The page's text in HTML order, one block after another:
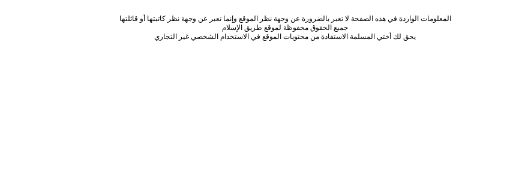
المعلومات الواردة في هذه الصفحة لا تعبر بالضرورة عن وجهة نظر الموقع وإنما تعبر عن وجهة نظر كاتبتها أو قائلتها
جميع الحقوق محفوظة لموقع طريق الإسلام
يحق لك أختي المسلمة الاستفادة من محتويات الموقع في الاستخدام الشخصي غير التجاري